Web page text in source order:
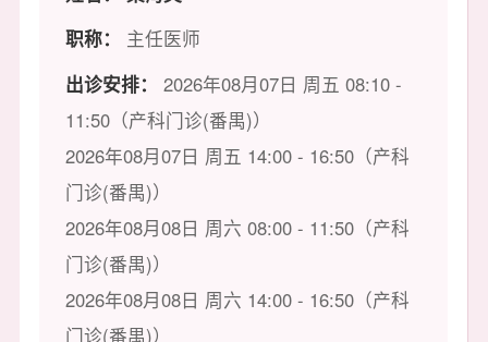
职称：
主任医师
出诊安排：
2026年08月07日 周五 08:10 -
11:50（产科门诊(番禺)）
2026年08月07日 周五 14:00 - 16:50（产科
门诊(番禺)）
2026年08月08日 周六 08:00 - 11:50（产科
门诊(番禺)）
2026年08月08日 周六 14:00 - 16:50（产科
门诊(番禺)）